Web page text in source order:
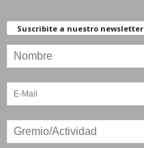
Suscribite a nuestro newsletter